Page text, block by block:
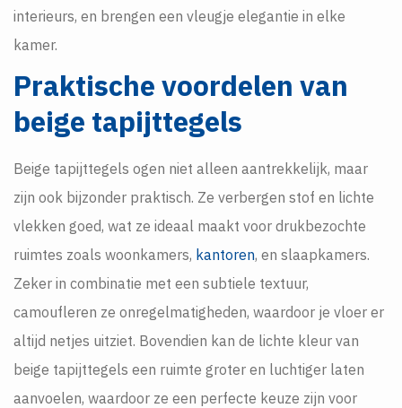
interieurs, en brengen een vleugje elegantie in elke
kamer.
Praktische voordelen van
beige tapijttegels
Beige tapijttegels ogen niet alleen aantrekkelijk, maar
zijn ook bijzonder praktisch. Ze verbergen stof en lichte
vlekken goed, wat ze ideaal maakt voor drukbezochte
ruimtes zoals woonkamers, kantoren, en slaapkamers.
Zeker in combinatie met een subtiele textuur,
camoufleren ze onregelmatigheden, waardoor je vloer er
altijd netjes uitziet. Bovendien kan de lichte kleur van
beige tapijttegels een ruimte groter en luchtiger laten
aanvoelen, waardoor ze een perfecte keuze zijn voor